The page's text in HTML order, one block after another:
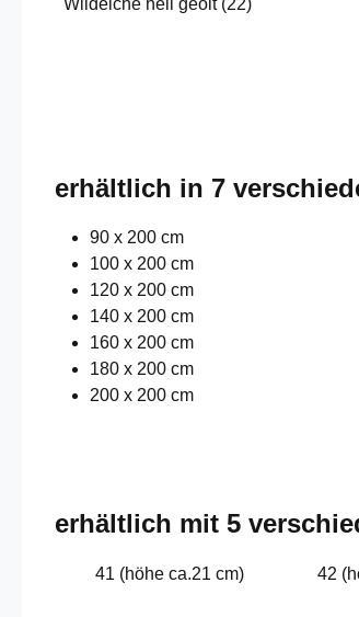
Wildeiche hell geölt (22)
erhältlich in 7
90 x 200 cm
100 x 200 cm
120 x 200 cm
140 x 200 cm
160 x 200 cm
180 x 200 cm
200 x 200 cm
erhältlich mit 5
41 (höhe ca.21 cm) 42